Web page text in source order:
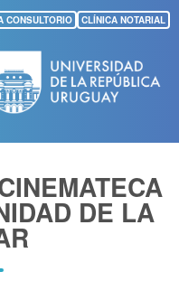
CONSULTORIO CLÍNICA NOTARIAL
DE LA